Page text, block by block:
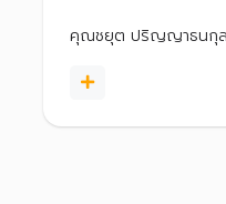
คุณชยุต ปริญญาธนกุล